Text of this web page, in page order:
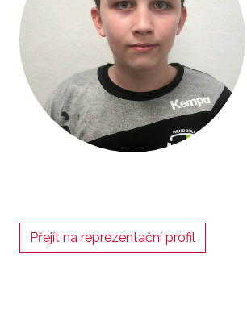
Přejít na reprezentační profil